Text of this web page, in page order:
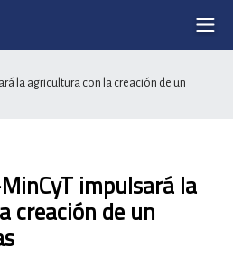
la agricultura con la creación de un
impulsará la
creación de un